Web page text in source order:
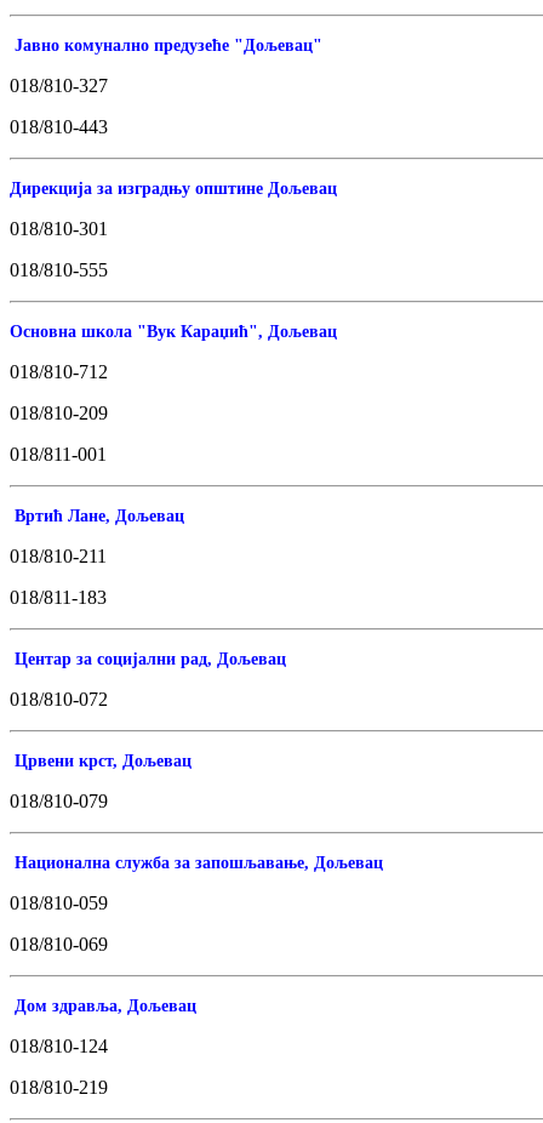
Јавно комунално предузеће "Дољевац"
018/810-327
018/810-443
Дирекција за изградњу општине Дољевац
018/810-301
018/810-555
Основна школа "Вук Караџић", Дољевац
018/810-712
018/810-209
018/811-001
Вртић Лане, Дољевац
018/810-211
018/811-183
Центар за социјални рад, Дољевац
018/810-072
Црвени крст, Дољевац
018/810-079
Национална служба за запошљавање, Дољевац
018/810-059
018/810-069
Дом здравља, Дољевац
018/810-124
018/810-219